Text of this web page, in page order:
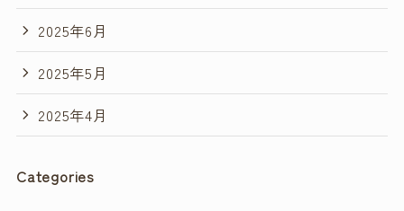
2025年6月
2025年5月
2025年4月
Categories